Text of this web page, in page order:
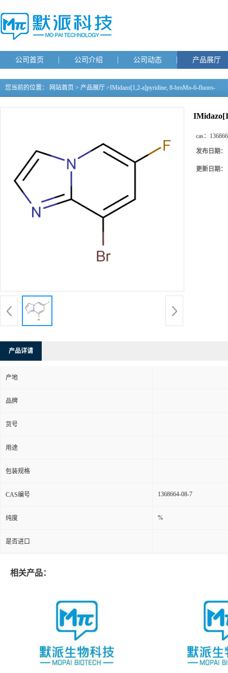
公司首页 公司介绍 公司动态 产品展厅
您当前的位置： 网站首页 > 产品展厅 >IMidazo[1,2-a]pyridine, 8-broMo-6-fluoro-
cas：
发布日期：
更新日期：
产品详请
产地
品牌
货号
用途
包装规格
CAS编号 1368664-08-7
纯度 %
是否进口
相关产品：